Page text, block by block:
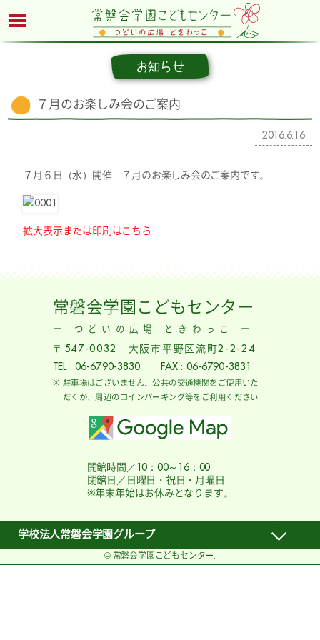
お知らせ
７月のお楽しみ会のご案内
2016.6.16
７月６日（水）開催 ７月のお楽しみ会のご案内です。
拡大表示または印刷はこちら
常磐会学園こどもセンター
ー つどいの広場 ときわっこ ー
〒547-0032 大阪市平野区流町2-2-24
TEL : 06-6790-3830 FAX : 06-6790-3831
駐車場はございません。公共の交通機関をご使用いた
だくか、周辺のコインパーキング等をご利用ください
開館時間／10：00～16：00
閉館日／日曜日・祝日・月曜日
※年末年始はお休みとなります。
学校法人常磐会学園グループ
© 常磐会学園こどもセンター.